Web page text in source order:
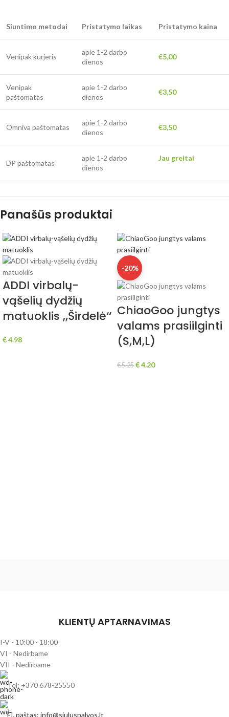
Siuntimo metodai Pristatymo laikas Pristatymo kaina
Venipak kurjeris
apie 1-2 darbo
dienos
€5,00
Venipak
paštomatas
apie 1-2 darbo
dienos
€3,50
Omniva paštomatas
apie 1-2 darbo
dienos
€3,50
DP paštomatas
apie 1-2 darbo
dienos
Jau greitai
Panašūs produktai
ADDI virbalų-
vąšelių dydžių
matuoklis ,,Širdelė‘‘
€4.98
-20%
ChiaoGoo jungtys
valams prasiilginti
(S,M,L)
€5.25 €4.20
KLIENTŲ APTARNAVIMAS
I-V - 10:00 - 18:00
VI - Nedirbame
VII - Nedirbame
Tel: +370 678-25550
El. paštas: info@siuluspalvos.lt